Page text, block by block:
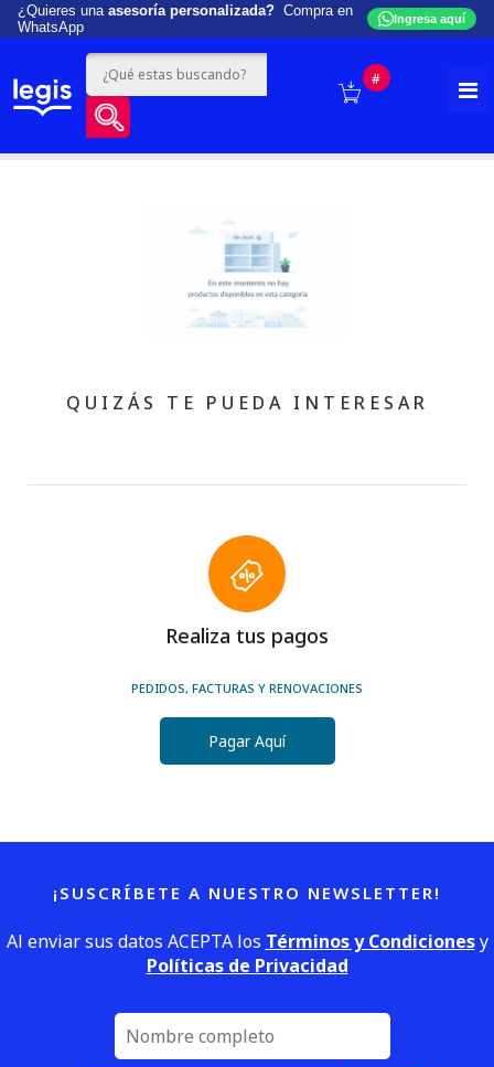
¿Quieres una asesoría personalizada? Compra en
WhatsApp
Ingresa aquí
#
QUIZÁS TE PUEDA INTERESAR
Realiza tus pagos
PEDIDOS, FACTURAS Y RENOVACIONES
Pagar Aquí
¡SUSCRÍBETE A NUESTRO NEWSLETTER!
Al enviar sus datos ACEPTA los Términos y Condicionesy
Políticas de Privacidad